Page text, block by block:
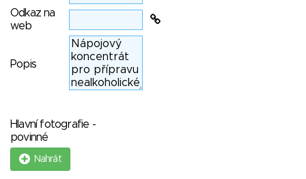
Odkaz na
web
Popis
Hlavní fotografie -
povinné
Nahrát